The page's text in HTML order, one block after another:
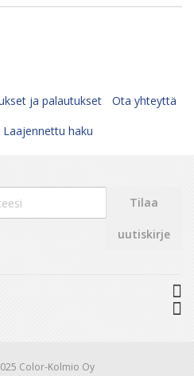
ja palautukset
Ota yhteyttä
Laajennettu haku
Tilaa
uutiskirje
Color-Kolmio Oy